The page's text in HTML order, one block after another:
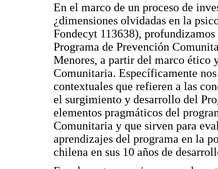
En el marco de un proceso de
¿dimensiones olvidadas en la
Fondecyt 113638),
Programa de Prevención
Menores, a partir del marco ético
Comunitaria. Específicamente
contextuales que refieren a las
el surgimiento y desarrollo del
elementos pragmáticos del
Comunitaria y que sirven para
aprendizajes del programa en la
chilena en sus 10 años de